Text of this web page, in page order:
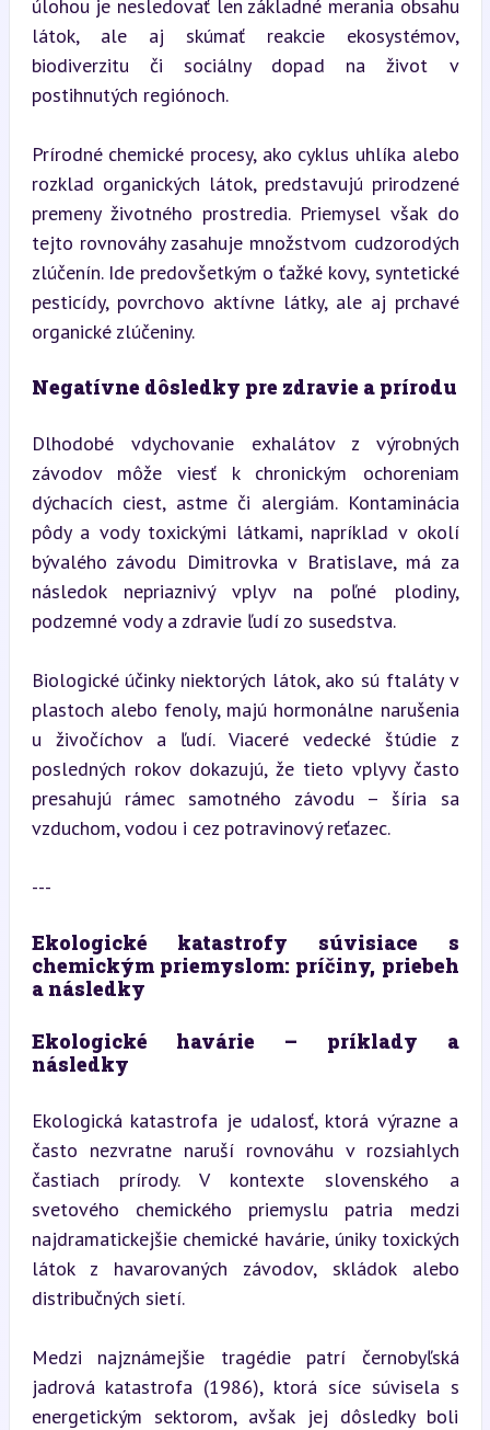
úlohou je nesledovať len základné merania obsahu
látok, ale aj skúmať reakcie ekosystémov,
biodiverzitu či sociálny dopad na život v
postihnutých regiónoch.
Prírodné chemické procesy, ako cyklus uhlíka alebo
rozklad organických látok, predstavujú prirodzené
premeny životného prostredia. Priemysel však do
tejto rovnováhy zasahuje množstvom cudzorodých
zlúčenín. Ide predovšetkým o ťažké kovy, syntetické
pesticídy, povrchovo aktívne látky, ale aj prchavé
organické zlúčeniny.
Negatívne dôsledky pre zdravie a prírodu
Dlhodobé vdychovanie exhalátov z výrobných
závodov môže viesť k chronickým ochoreniam
dýchacích ciest, astme či alergiám. Kontaminácia
pôdy a vody toxickými látkami, napríklad v okolí
bývalého závodu Dimitrovka v Bratislave, má za
následok nepriaznivý vplyv na poľné plodiny,
podzemné vody a zdravie ľudí zo susedstva.
Biologické účinky niektorých látok, ako sú ftaláty v
plastoch alebo fenoly, majú hormonálne narušenia
u živočíchov a ľudí. Viaceré vedecké štúdie z
posledných rokov dokazujú, že tieto vplyvy často
presahujú rámec samotného závodu – šíria sa
vzduchom, vodou i cez potravinový reťazec.
---
Ekologické katastrofy súvisiace s
chemickým priemyslom: príčiny, priebeh
a následky
Ekologické havárie – príklady a
následky
Ekologická katastrofa je udalosť, ktorá výrazne a
často nezvratne naruší rovnováhu v rozsiahlych
častiach prírody. V kontexte slovenského a
svetového chemického priemyslu patria medzi
najdramatickejšie chemické havárie, úniky toxických
látok z havarovaných závodov, skládok alebo
distribučných sietí.
Medzi najznámejšie tragédie patrí černobyľská
jadrová katastrofa (1986), ktorá síce súvisela s
energetickým sektorom, avšak jej dôsledky boli